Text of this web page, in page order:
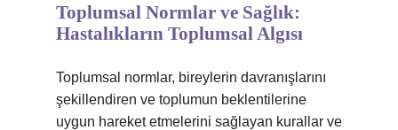
Toplumsal Normlar ve Sağlık:
Hastalıkların Toplumsal Algısı
Toplumsal normlar, bireylerin davranışlarını
şekillendiren ve toplumun beklentilerine
uygun hareket etmelerini sağlayan kurallar ve